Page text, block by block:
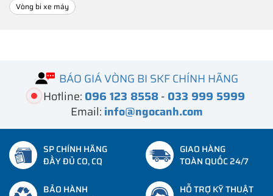
Vòng bi xe máy
BÁO GIÁ VÒNG BI SKF CHÍNH HÃNG
Hotline: 096 123 8558- 033 999 5999
Email: info@ngocanh.com
SP CHÍNH HÃNG
ĐẦY ĐỦ CO, CQ
GIAO HÀNG
TOÀN QUỐC 24/7
BẢO HÀNH
HỖ TRỢ KỸ THUẬT